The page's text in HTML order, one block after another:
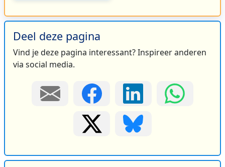
Deel deze pagina
Vind je deze pagina interessant? Inspireer anderen
via social media.